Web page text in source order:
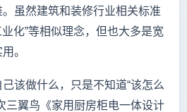
虽然建筑和装修行业相关标准
业化”等相似理念，但也大多是宽
。
该做什么，只是不知道“该怎么
三翼鸟《家用厨房柜电一体设计